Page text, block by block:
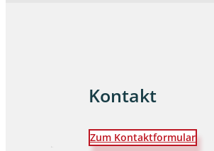
Kontakt
Zum Kontaktformular